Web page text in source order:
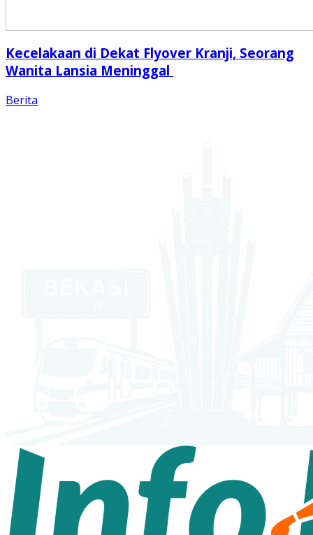
Kecelakaan di Dekat Flyover Kranji, Seorang
Wanita Lansia Meninggal
Berita